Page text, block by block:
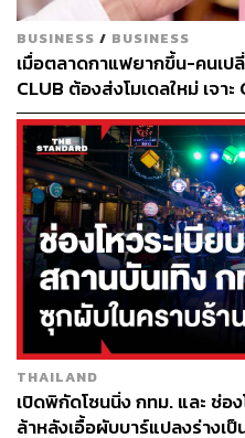
เมนูน่าลองมีทั้งBacon Aglio
สดรสคอมฟอร์ตจากเบคอน
สุขภาพดีไปกับGuacamole
นุ่มสอดไส้กัวคาโมเลที่ใส่อะโ
ยังมีเมนูอีกมากมายให้เลือก
BUSINESS / BUSINESS
เมื่อตลาดกาแฟยากขึ้น-คนเปลี่
CLUB ต้องส่งโมเดลใหม่ เจา
THAILAND
เปิดพิกัดโซนนิ่ง กทม. และ ช่อ
ล้าหลังเอื้อผับบาร์แปลงร่างเป็